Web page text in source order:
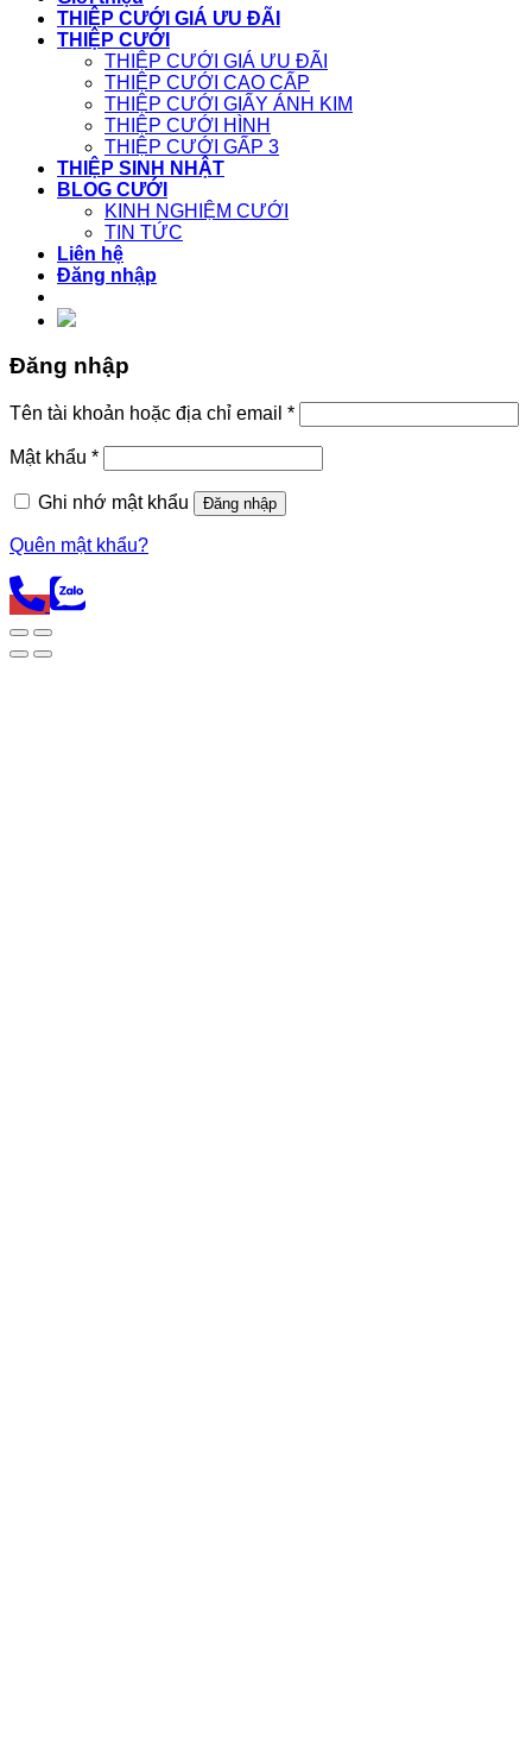
THIỆP CƯỚI GIÁ ƯU ĐÃI
THIỆP CƯỚI
THIỆP CƯỚI GIÁ ƯU ĐÃI
THIỆP CƯỚI CAO CẤP
THIỆP CƯỚI GIẤY ÁNH KIM
THIỆP CƯỚI HÌNH
THIỆP CƯỚI GẤP 3
THIỆP SINH NHẬT
BLOG CƯỚI
KINH NGHIỆM CƯỚI
TIN TỨC
Liên hệ
Đăng nhập
Đăng nhập
Tên tài khoản hoặc địa chỉ email *
Mật khẩu *
Ghi nhớ mật khẩu Đăng nhập
Quên mật khẩu?